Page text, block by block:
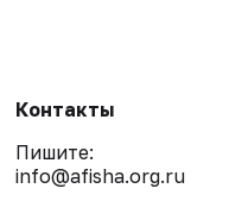
Контакты
Пишите:
info@afisha.org.ru